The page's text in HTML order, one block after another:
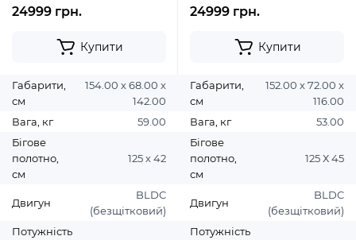
24999 грн.
Купити
Габарити,
см
154.00 х 68.00 х
142.00
Вага, кг
59.00
Бігове
полотно,
см
125 х 42
Двигун
BLDC
(безщітковий)
Потужність
24999 грн.
Купити
Габарити,
см
152.00 х 72.00 х
116.00
Вага, кг
53.00
Бігове
полотно,
см
125 Х 45
Двигун
BLDC
(безщітковий)
Потужність